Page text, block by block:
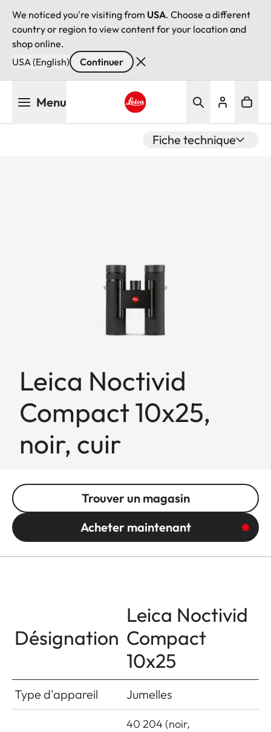
We noticed you're visiting from USA. Choose a different
country or region to view content for your location and
shop online.
USA (English)
Continuer
Menu
Fiche technique
Leica Noctivid
Compact 10x25,
noir, cuir
Trouver un magasin
Acheter maintenant
Désignation
Leica Noctivid
Compact
10x25
Type d'appareil Jumelles
40 204 (noir,